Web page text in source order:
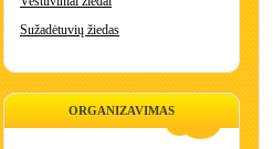
Sužadėtuvių žiedas
ORGANIZAVIMAS